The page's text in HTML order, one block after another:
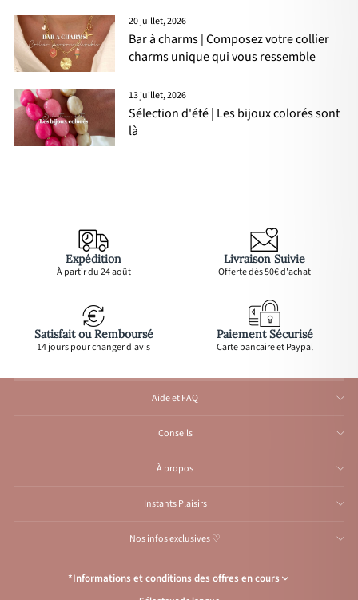
20 juillet, 2026
Bar à charms | Composez votre collier
charms unique qui vous ressemble
13 juillet, 2026
Sélection d'été | Les bijoux colorés sont
là
Expédition
À partir du 24 août
Livraison Suivie
Offerte dès 50€ d'achat
Satisfait ou Remboursé
14 jours pour changer d'avis
Paiement Sécurisé
Carte bancaire et Paypal
Aide et FAQ
Conseils
À propos
Instants Plaisirs
Nos infos exclusives ♡
*Informations et conditions des offres en cours